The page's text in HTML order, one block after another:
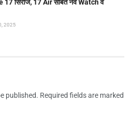
17 सिरीज, 17 Air सोबत नवे Watch व
2025
published. Required fields are marked